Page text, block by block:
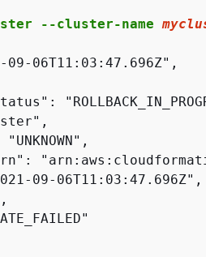
--cluster-name
06T11:03:47.696Z",
"UNKNOWN",
09-06T11:03:47.696Z",